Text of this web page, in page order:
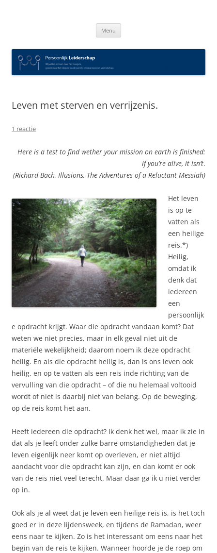
Menu
Leven met sterven en verrijzenis.
1 reactie
Here is a test to find wether your mission on earth is finished:
if you’re alive, it isn’t.
(Richard Bach, Illusions, The Adventures of a Reluctant Messiah)
Het leven
is op te
vatten als
een heilige
reis.*)
Heilig,
omdat ik
denk dat
iedereen
een
persoonlijk
e opdracht krijgt. Waar die opdracht vandaan komt? Dat
weten we niet precies, maar in elk geval niet uit de
materiële wekelijkheid; daarom noem ik deze opdracht
heilig. En als die opdracht heilig is, dan is ons leven ook
heilig, en op te vatten als een reis inde richting van de
vervulling van die opdracht – of die nu helemaal voltooid
wordt of niet is daarbij niet van belang. Op de beweging,
op de reis komt het aan.
Heeft iedereen die opdracht? Ik denk het wel, maar ik zie in
dat als je leeft onder zulke barre omstandigheden dat je
leven eigenlijk neer komt op overleven, er niet altijd
aandacht voor die opdracht kan zijn, en dan komt er ook
van de reis niet veel terecht. Maar daar ga ik u niet verder
op in.
Ook als je al weet dat je leven een heilige reis is, is het toch
goed er in deze lijdensweek, en tijdens de Ramadan, weer
eens naar te kijken. Zo is het interessant om eens naar het
begin van de reis te kijken. Wanneer hoorde je de roep om